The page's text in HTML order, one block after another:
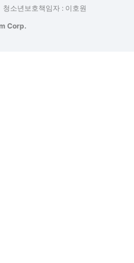
청소년보호책임자 : 이호원
Corp.